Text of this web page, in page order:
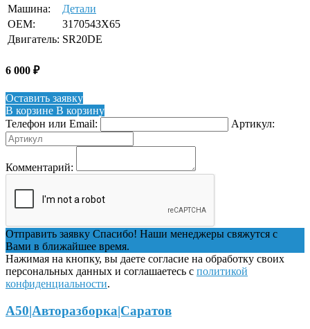
Машина:
Детали
OEM:
3170543X65
Двигатель: SR20DE
6 000 ₽
Оставить заявку
В корзине В корзину
Телефон или Email:
Артикул:
Комментарий:
Отправить заявку Спасибо! Наши менеджеры свяжутся с
Вами в ближайшее время.
Нажимая на кнопку, вы даете согласие на обработку своих
персональных данных и соглашаетесь с политикой
конфиденциальности.
А50|Авторазборка|Саратов